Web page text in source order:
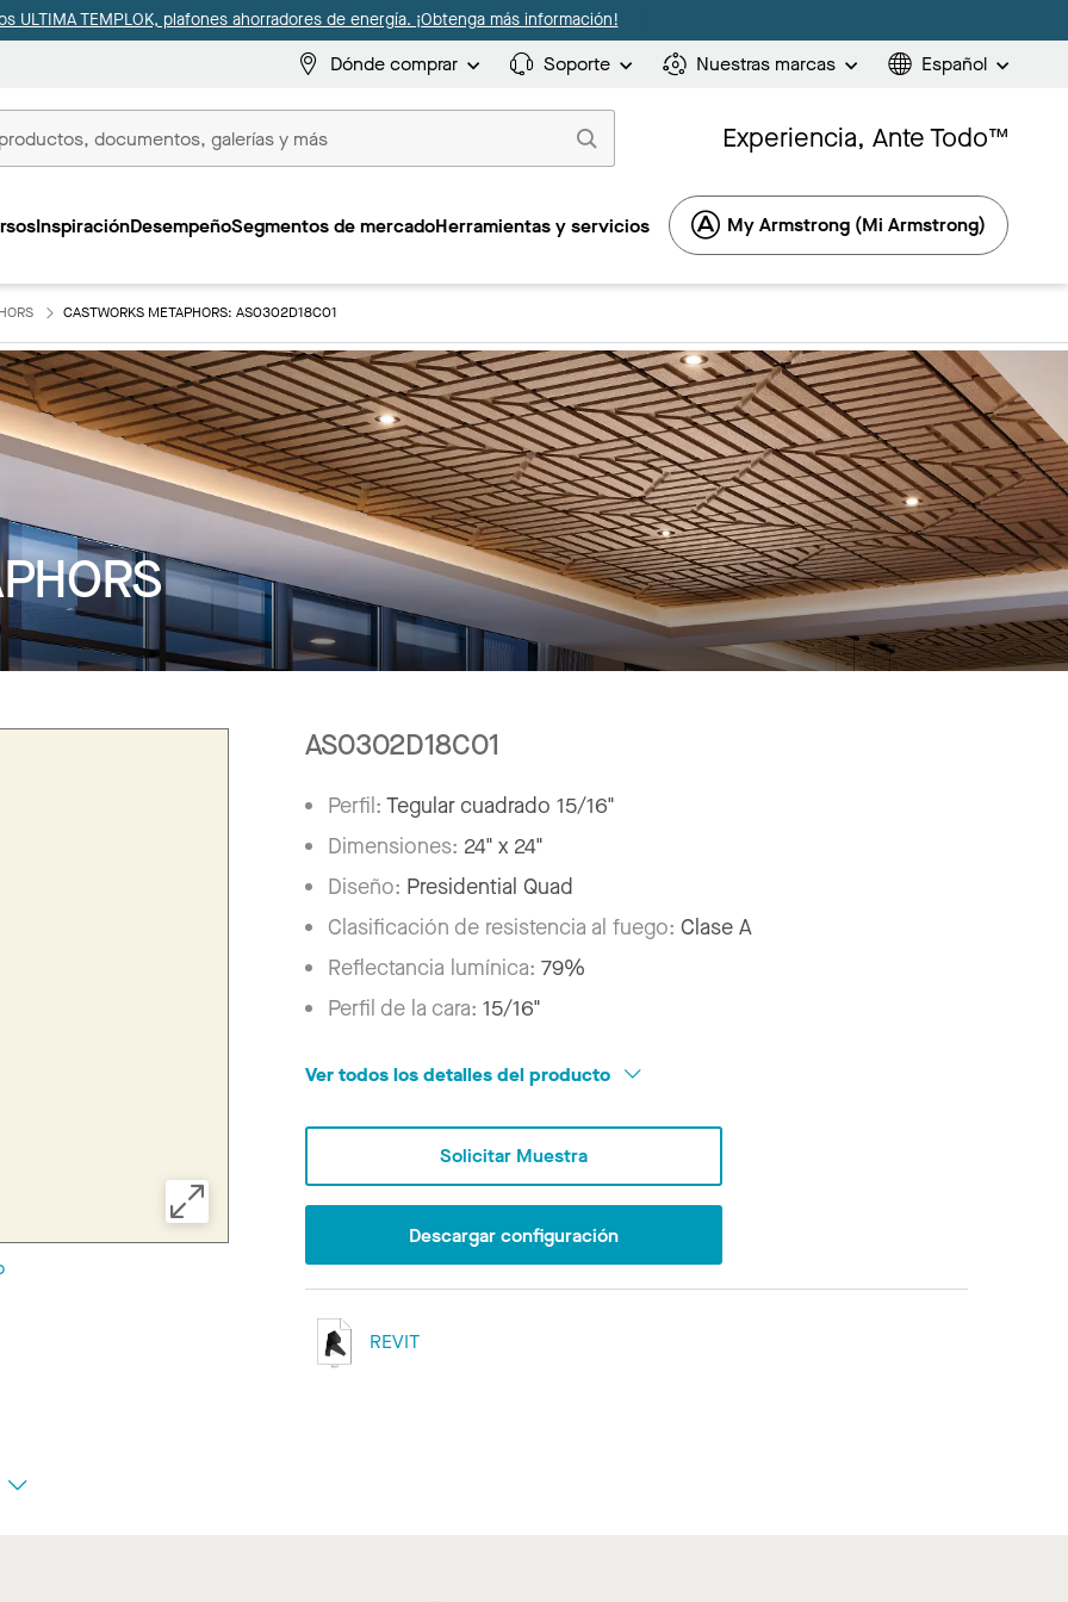
ULTIMA TEMPLOK, plafones ahorradores de energía. ¡Obtenga más información!
Dónde comprar Soporte Nuestras marcas Español
Experiencia, Ante Todo™
InspiraciónDesempeñoSegmentos de mercadoHerramientas y servicios My Armstrong (Mi Armstrong)
CASTWORKS METAPHORS: AS0302D18C01
AS0302D18C01
Perfil:Tegular cuadrado 15/16"
Dimensiones: 24" x 24"
Diseño: Presidential Quad
Clasificación de resistencia al fuego:Clase A
Reflectancia lumínica:79%
Perfil de la cara:15/16"
Ver todos los detalles del producto
Solicitar Muestra
Descargar configuración
REVIT